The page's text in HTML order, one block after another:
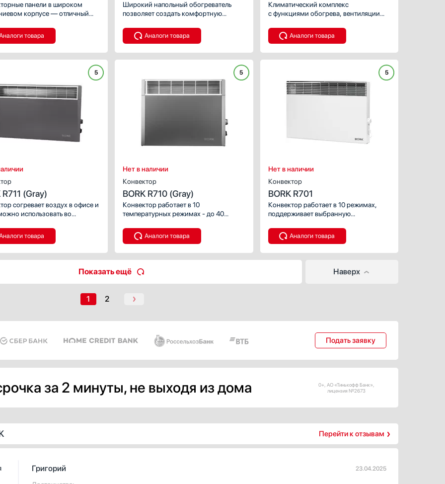
панели в широком
корпусе — отличный
четырем режимам
выставить идеальную
товара
Широкий напольный обогреватель
позволяет создать комфортную
Ночной режим плавно понижает
температуру к вечеру и повышает
Аналоги товара
Климатический комплекс
с функциями обогрева, вентиляции
и функциональный дизайн был
удостоен награды Red Dot Design
Аналоги товара
ХАРАКТЕРИСТИКИ
Мощность, Вт:
Тип размещения:
Число режимов:
5
R711 (Gray)
согревает воздух в офисе и
использовать во
товара
5
Нет в наличии
Конвектор
BORK R710 (Gray)
Конвектор работает в 10
температурных режимах - до 40
Аналоги товара
5
Нет в наличии
Конвектор
BORK R701
Конвектор работает в 10 режимах,
поддерживает выбранную
промерзания.
Аналоги товара
Показать ещё Наверх
1 2
Подать заявку
за 2 минуты, не выходя из дома
0+, АО «Тинькофф Банк»,
лицензия №2673
Перейти к отзывам
Григорий 23.04.2025